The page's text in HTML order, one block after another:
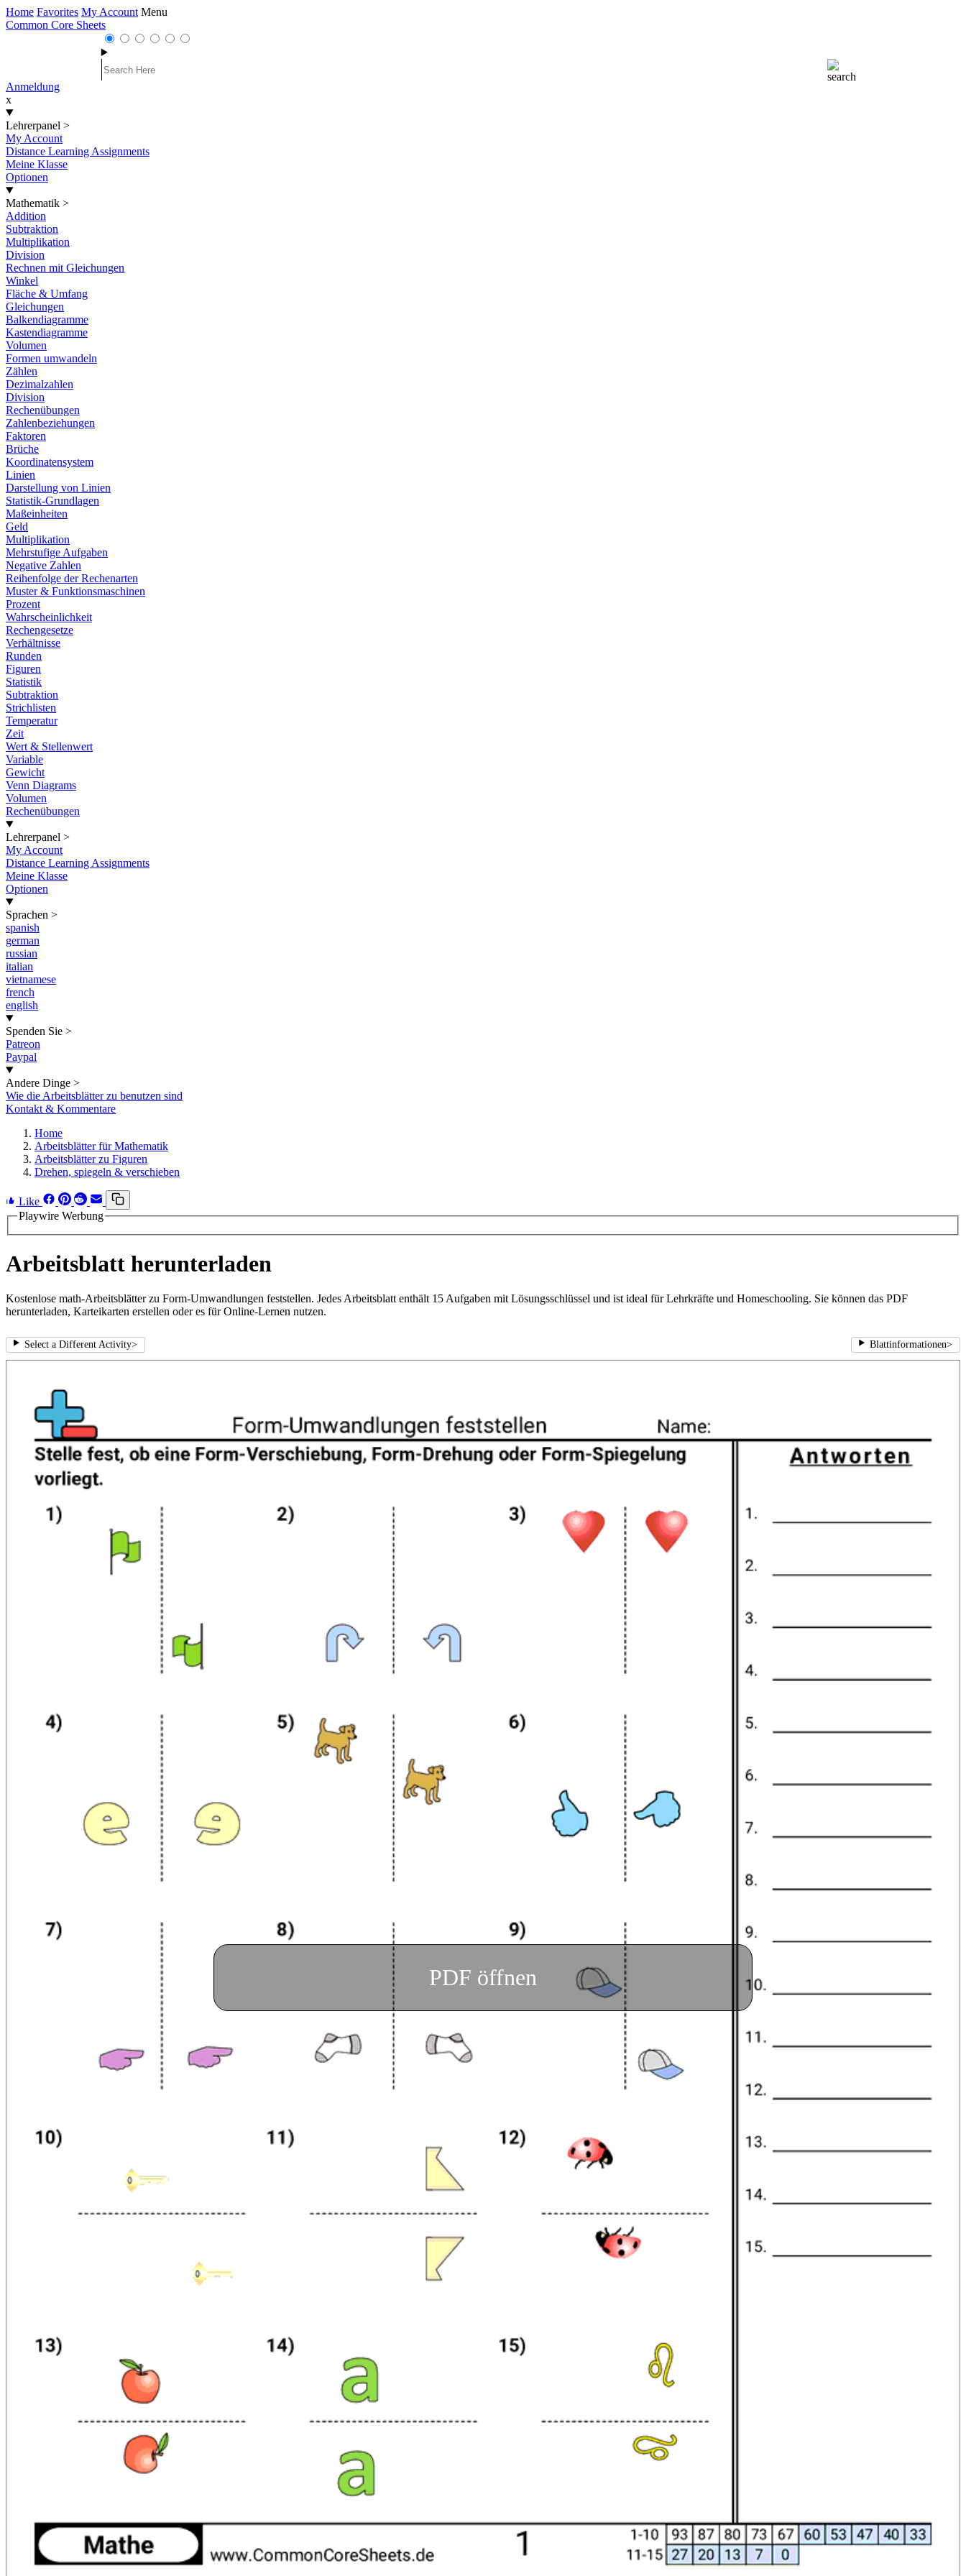
Home Favorites My Account Menu
Common Core Sheets
Anmeldung
x
Lehrerpanel >
My Account
Distance Learning Assignments
Meine Klasse
Optionen
Mathematik >
Addition
Subtraktion
Multiplikation
Division
Rechnen mit Gleichungen
Winkel
Fläche & Umfang
Gleichungen
Balkendiagramme
Kastendiagramme
Volumen
Formen umwandeln
Zählen
Dezimalzahlen
Division
Rechenübungen
Zahlenbeziehungen
Faktoren
Brüche
Koordinatensystem
Linien
Darstellung von Linien
Statistik-Grundlagen
Maßeinheiten
Geld
Multiplikation
Mehrstufige Aufgaben
Negative Zahlen
Reihenfolge der Rechenarten
Muster & Funktionsmaschinen
Prozent
Wahrscheinlichkeit
Rechengesetze
Verhältnisse
Runden
Figuren
Statistik
Subtraktion
Strichlisten
Temperatur
Zeit
Wert & Stellenwert
Variable
Gewicht
Venn Diagrams
Volumen
Rechenübungen
Lehrerpanel >
My Account
Distance Learning Assignments
Meine Klasse
Optionen
Sprachen >
spanish
german
russian
italian
vietnamese
french
english
Spenden Sie >
Patreon
Paypal
Andere Dinge >
Wie die Arbeitsblätter zu benutzen sind
Kontakt & Kommentare
Home
Arbeitsblätter für Mathematik
Arbeitsblätter zu Figuren
Drehen, spiegeln & verschieben
Like
Playwire Werbung
Arbeitsblatt herunterladen
Kostenlose math-Arbeitsblätter zu Form-Umwandlungen feststellen. Jedes Arbeitsblatt enthält 15 Aufgaben mit Lösungsschlüssel und ist ideal für Lehrkräfte und Homeschooling. Sie können das PDF
herunterladen, Karteikarten erstellen oder es für Online-Lernen nutzen.
Select a Different Activity> Blattinformationen>
PDF öffnen